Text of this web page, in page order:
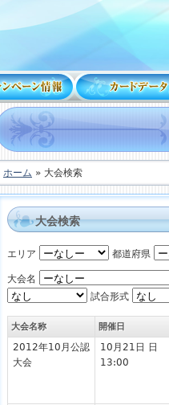
ホーム » 大会検索
大会検索
エリア 都道府県
大会名
試合形式
大会名称 開催日
2012年10月公認
大会
10月21日 日
13:00